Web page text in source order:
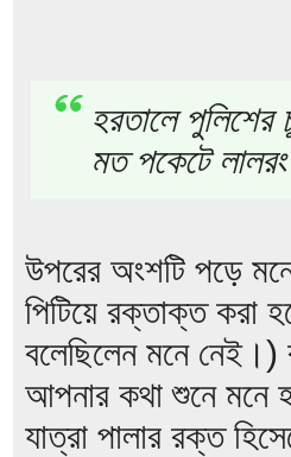
হরতালে পুলিশের
মত পকেটে
উপরের অংশটি পড়ে
পিটিয়ে রক্তাক্ত করা
বলেছিলেন মনে
আপনার কথা শুনে মনে
যাত্রা পালার রক্ত